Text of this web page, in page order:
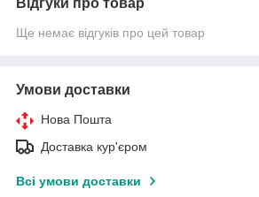
Ще немає відгуків про цей товар
Умови доставки
Нова Пошта
Доставка кур'єром
Всі умови доставки